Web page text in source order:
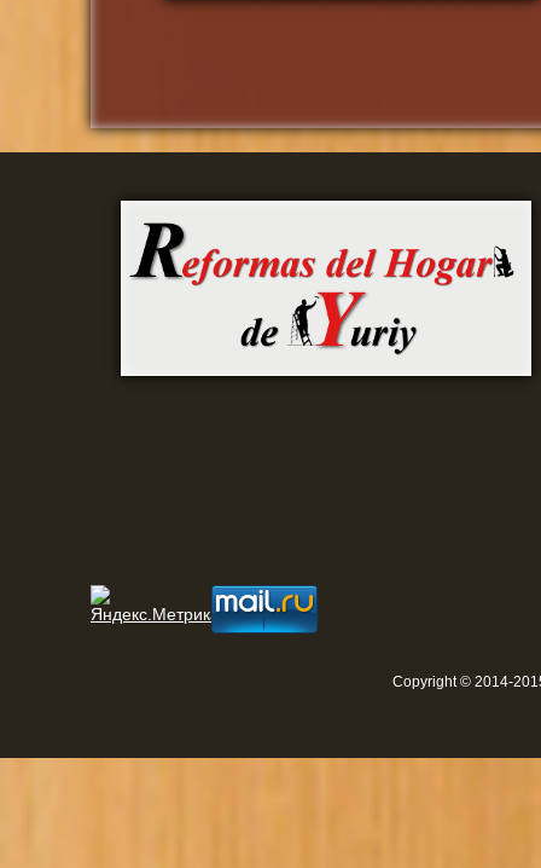
Copyright © 2014-